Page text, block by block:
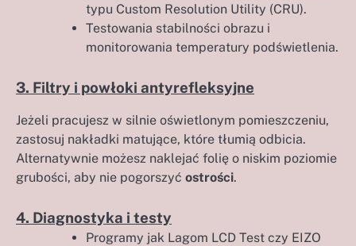
typu Custom Resolution Utility (CRU).
Testowania stabilności obrazu i
monitorowania temperatury podświetlenia.
3. Filtry i powłoki antyrefleksyjne
Jeżeli pracujesz w silnie oświetlonym pomieszczeniu,
zastosuj nakładki matujące, które tłumią odbicia.
Alternatywnie możesz naklejać folię o niskim poziomie
grubości, aby nie pogorszyć ostrości.
4. Diagnostyka i testy
Programy jak Lagom LCD Test czy EIZO